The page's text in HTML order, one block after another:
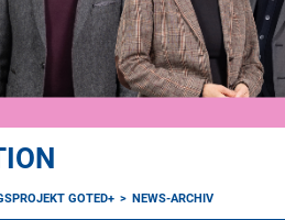
GOTED+ NEWS-ARCHIV